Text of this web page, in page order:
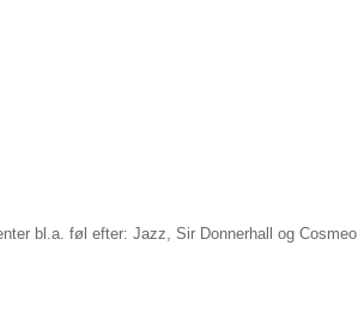
bl.a. føl efter: Jazz, Sir Donnerhall og Cosmeo